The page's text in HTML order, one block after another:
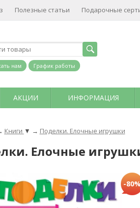
Полезные статьи Подарочные
нам График работы
АКЦИИ ИНФОРМАЦИЯ
Книги ▼ → Поделки. Елочные игрушки
Елочные
-